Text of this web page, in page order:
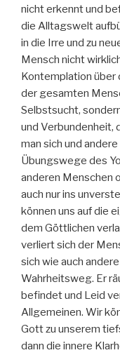
nicht erkennt und
die Alltagswelt
in die Irre und zu
Mensch nicht
Kontemplation über
der gesamten
Selbstsucht,
und Verbundenheit,
man sich und
Übungswege des
anderen Menschen
auch nur ins
können uns auf die
dem Göttlichen
verliert sich der
sich wie auch
Wahrheitsweg. Er
befindet und Leid
Allgemeinen. Wir
Gott zu unserem
dann die innere